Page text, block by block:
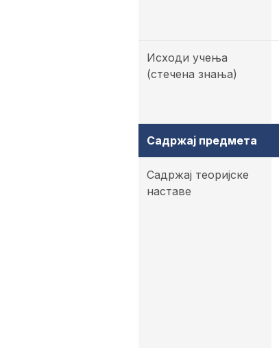
Исходи учења
(стечена знања)
Садржај предмета
Садржај теоријске
наставе